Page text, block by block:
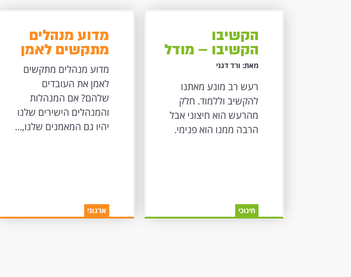
הקשיבו
הקשיבו – מודל
פרקטי
שלומדים ממנה
מאת: ורד דגני
רעש רב מונע מאתנו
להקשיב וללמוד. חלק
מהרעש הוא חיצוני אבל
הרבה ממנו הוא פנימי.
חינוכי
מדוע מנהלים
מתקשים לאמן
את העובדים
שלהם?
מדוע מנהלים מתקשים
לאמן את העובדים
שלהם? אם המנהלות
והמנהלים הישירים שלנו
יהיו גם המאמנים שלנו,...
ארגוני